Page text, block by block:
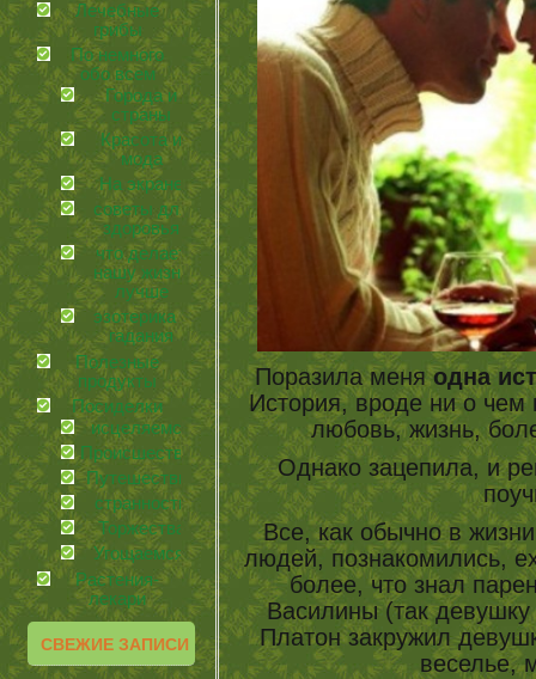
Лечебные
грибы
По немного
обо всем
Города и
страны
Красота и
мода
На экране
советы для
здоровья
что делает
нашу жизнь
лучше
эзотерика и
гадания
Полезные
продукты
Посиделки
иcцеляемся
Происшествия
Путешествия
странности
Торжества
Угощаемся!
Растения-
лекари
СВЕЖИЕ ЗАПИСИ
Поразила меняодна
История, вроде ни о
любовь, жизнь,
Однако зацепила, и
Все, как обычно в
людей, познакомились,
более, что знал
Василины (так
Платон закружил
веселье,